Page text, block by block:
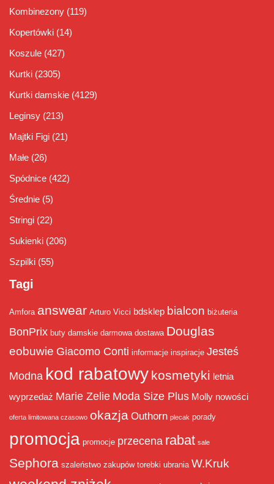
Kombinezony (119)
Kopertówki (14)
Koszule (427)
Kurtki (2305)
Kurtki damskie (4129)
Leginsy (213)
Majtki Figi (21)
Małe (26)
Spódnice (422)
Średnie (5)
Stringi (22)
Sukienki (206)
Szpilki (55)
Tagi
Amfora answear Arturo Vicci bdsklep bialcon biżuteria
BonPrix buty damskie darmowa dostawa Douglas
eobuwie Giacomo Conti informacje inspiracje Jesteś
Modna kod rabatowy kosmetyki letnia
wyprzedaż Marie Zelie Moda Size Plus Molly nowości
oferta limitowana czasowo okazja Outhorn plecak porady
promocja promocje przecena rabat sale
Sephora szaleństwo zakupów torebki ubrania W.Kruk